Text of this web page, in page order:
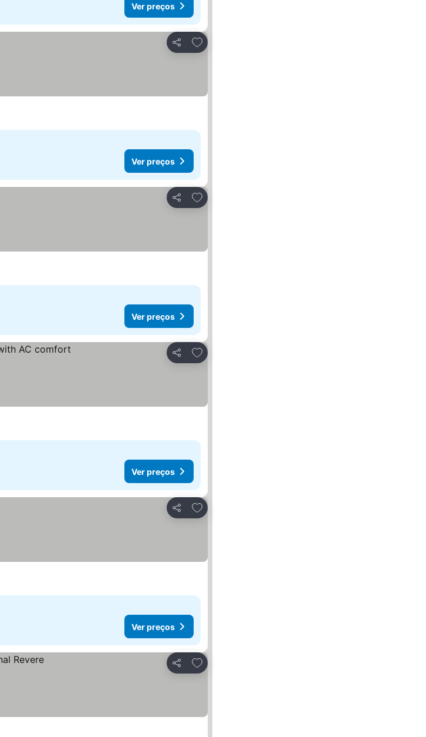
Ver preços
Partilhar
Adicionar aos favoritos
Ver preços
Partilhar
Adicionar aos favoritos
Ver preços
Partilhar
Adicionar aos favoritos
Ver preços
Partilhar
Adicionar aos favoritos
Ver preços
Partilhar
Adicionar aos favoritos